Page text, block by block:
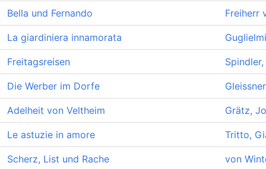
Bella und Fernando Freiherr
La giardiniera innamorata
Freitagsreisen
Die Werber im Dorfe
Adelheit von Veltheim Grätz,
Le astuzie in amore Tritto,
Scherz, List und Rache von